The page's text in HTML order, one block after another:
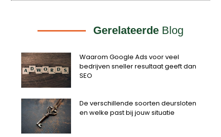
Gerelateerde Blog
Waarom Google Ads voor veel
bedrijven sneller resultaat geeft dan
SEO
De verschillende soorten deursloten
en welke past bij jouw situatie